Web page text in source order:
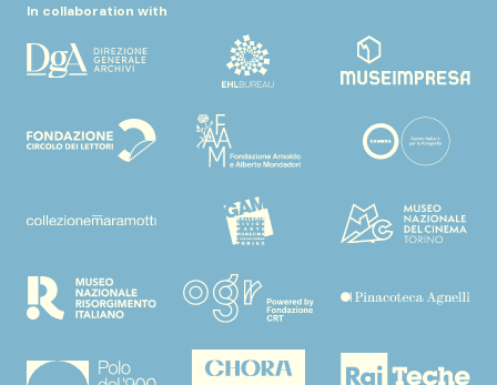
In collaboration with